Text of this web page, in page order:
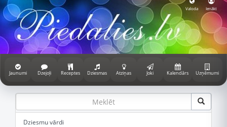
Valoda Ienākt
Jaunumi Dzejoļi Receptes Dziesmas Atziņas Joki Kalendārs Uzņēmumi
Dziesmu vārdi